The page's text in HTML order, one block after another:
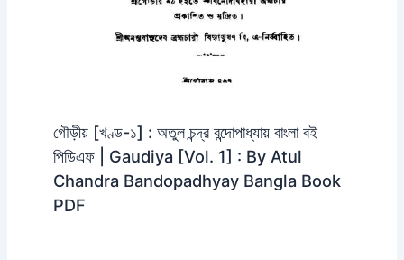
গৌড়ীয় [খণ্ড-১] : অতুল চন্দ্র বন্দোপাধ্যায় বাংলা বই
পিডিএফ | Gaudiya [Vol. 1] : By Atul
Chandra Bandopadhyay Bangla Book
PDF